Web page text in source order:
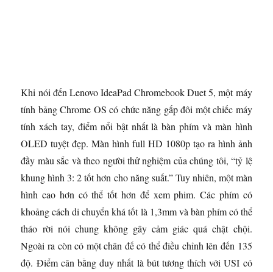
Khi nói đến Lenovo IdeaPad Chromebook Duet 5, một máy
tính bảng Chrome OS có chức năng gấp đôi một chiếc máy
tính xách tay, điểm nổi bật nhất là bàn phím và màn hình
OLED tuyệt đẹp. Màn hình full HD 1080p tạo ra hình ảnh
đầy màu sắc và theo người thử nghiệm của chúng tôi, “tỷ lệ
khung hình 3: 2 tốt hơn cho năng suất.” Tuy nhiên, một màn
hình cao hơn có thể tốt hơn để xem phim. Các phím có
khoảng cách di chuyển khá tốt là 1,3mm và bàn phím có thể
tháo rời nói chung không gây cảm giác quá chật chội.
Ngoài ra còn có một chân đế có thể điều chỉnh lên đến 135
độ. Điểm cân bằng duy nhất là bút tương thích với USI có